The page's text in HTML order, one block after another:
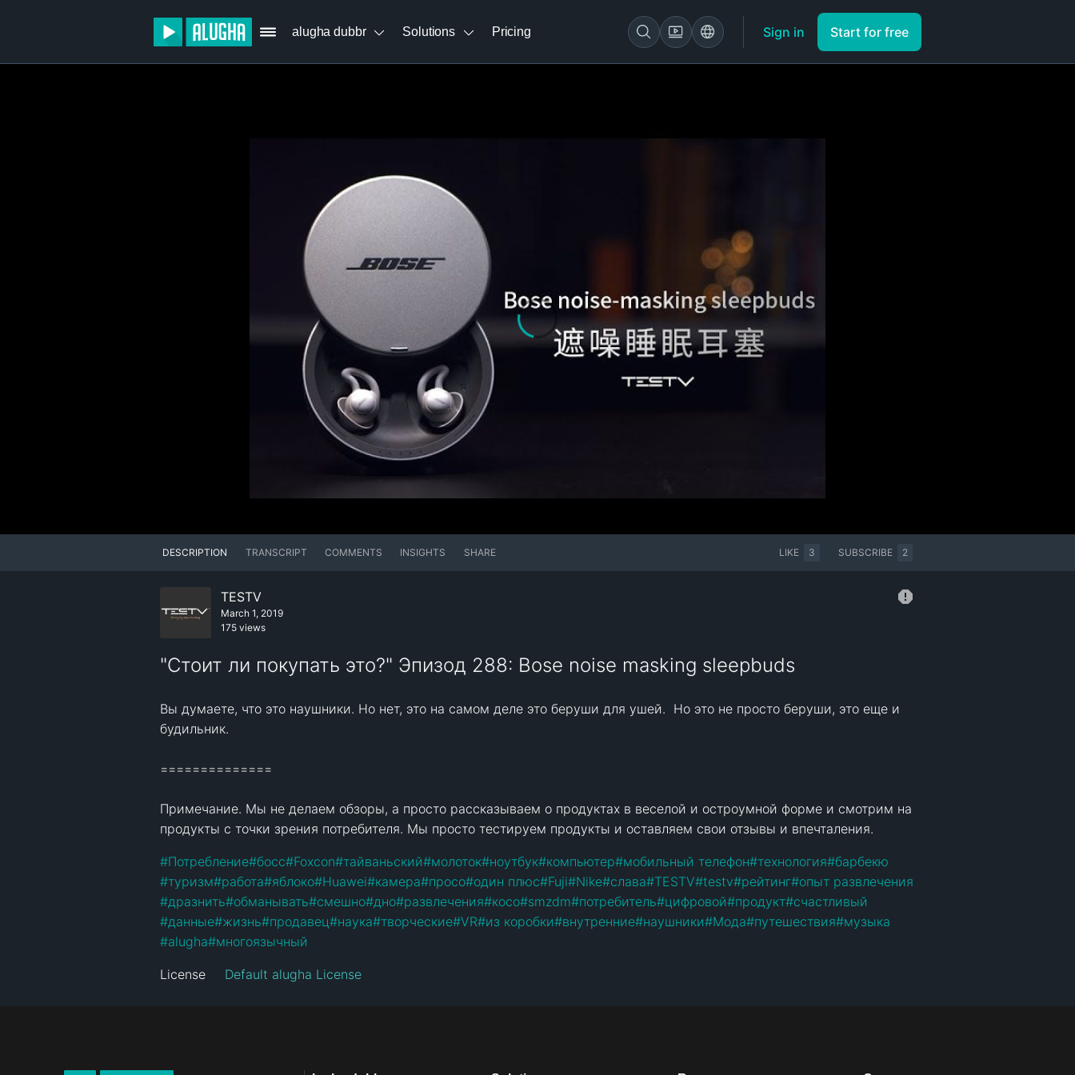
alugha dubbr Solutions Pricing Sign in Start for free
DESCRIPTION TRANSCRIPT COMMENTS INSIGHTS SHARE LIKE 3 SUBSCRIBE 2
TESTV
March 1, 2019
175 views
"Стоит ли покупать это?" Эпизод 288: Bose noise masking sleepbuds
Вы думаете, что это наушники. Но нет, это на самом деле это беруши для ушей.  Но это не просто беруши, это еще и
будильник.
==============
Примечание. Мы не делаем обзоры, а просто рассказываем о продуктах в веселой и остроумной форме и смотрим на
продукты с точки зрения потребителя. Мы просто тестируем продукты и оставляем свои отзывы и впечталения.
#Потребление#босс#Foxcon#тайваньский#молоток#ноутбук#компьютер#мобильный телефон#технология#барбекю
#туризм#работа#яблоко#Huawei#камера#просо#один плюс#Fuji#Nike#слава#TESTV#testv#рейтинг#опыт развлечения
#дразнить#обманывать#смешно#дно#развлечения#косо#smzdm#потребитель#цифровой#продукт#счастливый
#данные#жизнь#продавец#наука#творческие#VR#из коробки#внутренние#наушники#Мода#путешествия#музыка
#alugha#многоязычный
License Default alugha License